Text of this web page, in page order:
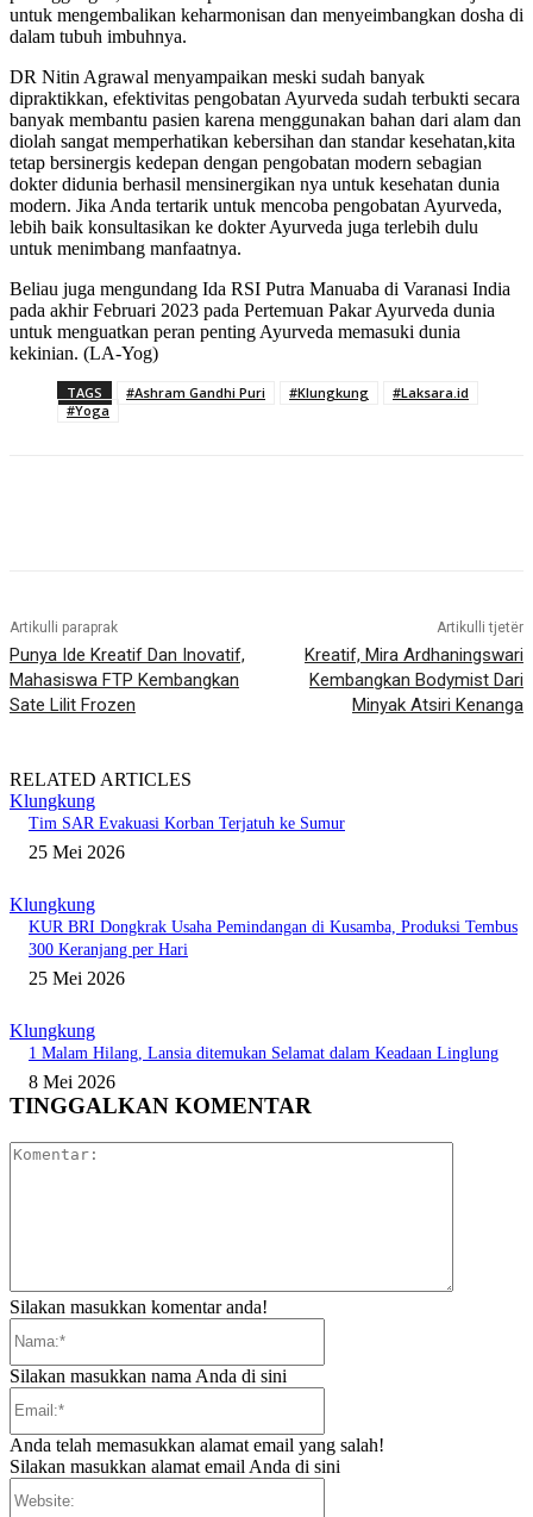
untuk mengembalikan keharmonisan dan menyeimbangkan dosha di
dalam tubuh imbuhnya.
DR Nitin Agrawal menyampaikan meski sudah banyak
dipraktikkan, efektivitas pengobatan Ayurveda sudah terbukti secara
banyak membantu pasien karena menggunakan bahan dari alam dan
diolah sangat memperhatikan kebersihan dan standar kesehatan,kita
tetap bersinergis kedepan dengan pengobatan modern sebagian
dokter didunia berhasil mensinergikan nya untuk kesehatan dunia
modern. Jika Anda tertarik untuk mencoba pengobatan Ayurveda,
lebih baik konsultasikan ke dokter Ayurveda juga terlebih dulu
untuk menimbang manfaatnya.
Beliau juga mengundang Ida RSI Putra Manuaba di Varanasi India
pada akhir Februari 2023 pada Pertemuan Pakar Ayurveda dunia
untuk menguatkan peran penting Ayurveda memasuki dunia
kekinian. (LA-Yog)
TAGS #Ashram Gandhi Puri #Klungkung
#Laksara.id
#Yoga
Artikulli paraprak
Punya Ide Kreatif Dan Inovatif,
Mahasiswa FTP Kembangkan
Sate Lilit Frozen
Artikulli tjetër
Kreatif, Mira Ardhaningswari
Kembangkan Bodymist Dari
Minyak Atsiri Kenanga
RELATED ARTICLES
Klungkung
Tim SAR Evakuasi Korban Terjatuh ke Sumur
25 Mei 2026
Klungkung
KUR BRI Dongkrak Usaha Pemindangan di Kusamba, Produksi Tembus
300 Keranjang per Hari
25 Mei 2026
Klungkung
1 Malam Hilang, Lansia ditemukan Selamat dalam Keadaan Linglung
8 Mei 2026
TINGGALKAN KOMENTAR
Silakan masukkan komentar anda!
Silakan masukkan nama Anda di sini
Anda telah memasukkan alamat email yang salah!
Silakan masukkan alamat email Anda di sini